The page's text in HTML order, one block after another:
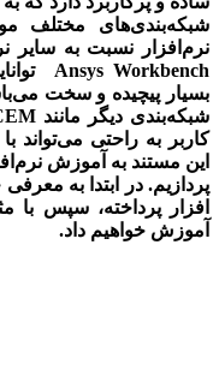
شبکه‌بندی‌های مختلف
نرم‌افزار نسبت به سایر
Ansys Workbench
بسیار پیچیده و سخت
شبکه‌بندی دیگر مانند
کاربر به راحتی می‌تواند
این مستند به آموزش
پردازیم. در ابتدا به
افزار پرداخته، سپس با
آموزش خواهیم داد.